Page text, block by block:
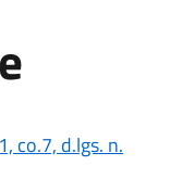
scheda).
co.7, d.lgs. n.
in un'altra